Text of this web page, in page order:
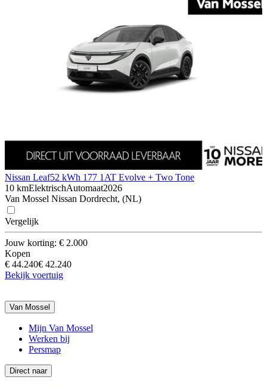
Nissan Leaf52 kWh 177 1AT Evolve + Two Tone
10 kmElektrischAutomaat2026
Van Mossel Nissan Dordrecht, (NL)
Vergelijk
Jouw korting: € 2.000
Kopen
€ 44.240€ 42.240
Bekijk voertuig
Van Mossel
Mijn Van Mossel
Werken bij
Persmap
Direct naar